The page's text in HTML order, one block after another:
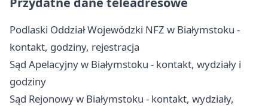
Podlaski Oddział Wojewódzki NFZ w Białymstoku -
kontakt, godziny, rejestracja
Sąd Apelacyjny w Białymstoku - kontakt, wydziały i
godziny
Sąd Rejonowy w Białymstoku - kontakt, wydziały,